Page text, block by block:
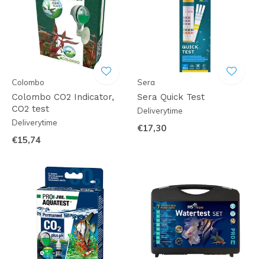
Colombo
Colombo CO2 Indicator,
CO2 test
Deliverytime
€15,74
Sera
Sera Quick Test
Deliverytime
€17,30